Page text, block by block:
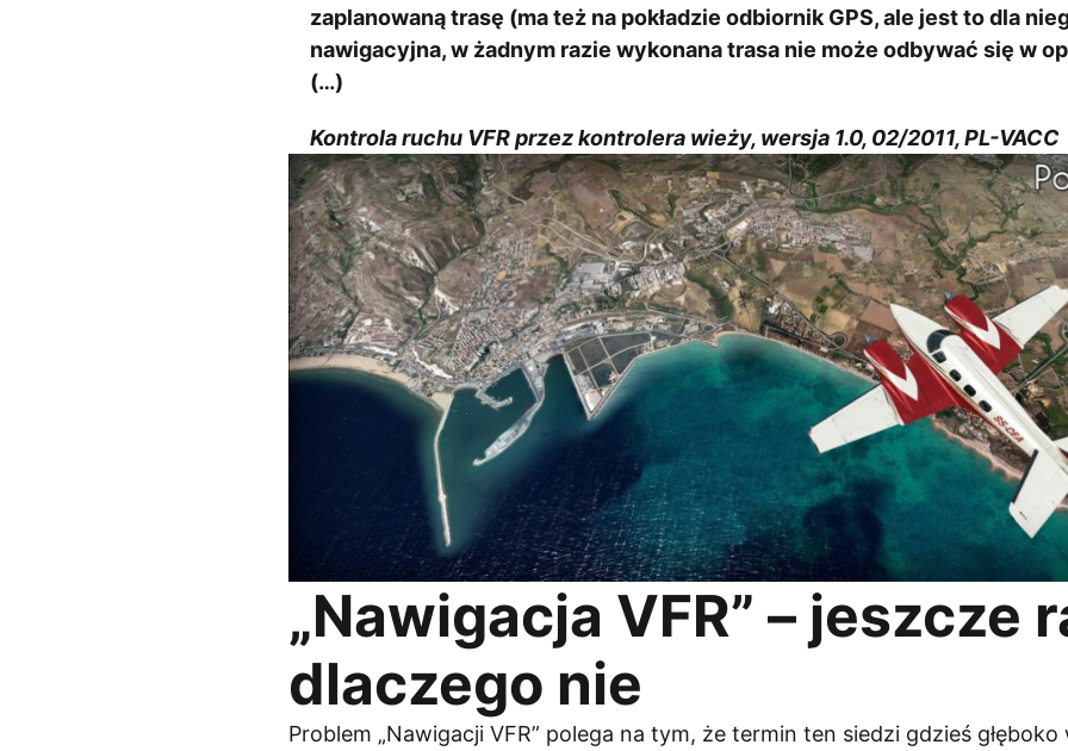
zaplanowaną trasę (ma też na pokładzie odbiornik GPS, ale jest to dla
nawigacyjna, w żadnym razie wykonana trasa nie może odbywać się w
(…)
Kontrola ruchu VFR przez kontrolera wieży, wersja 1.0, 02/2011, PL-VACC
„Nawigacja VFR” – jeszcze
dlaczego nie
Problem „Nawigacji VFR” polega na tym, że termin ten siedzi gdzieś głęboko